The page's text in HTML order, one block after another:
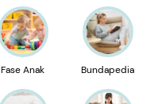
Fase Anak Bundapedia